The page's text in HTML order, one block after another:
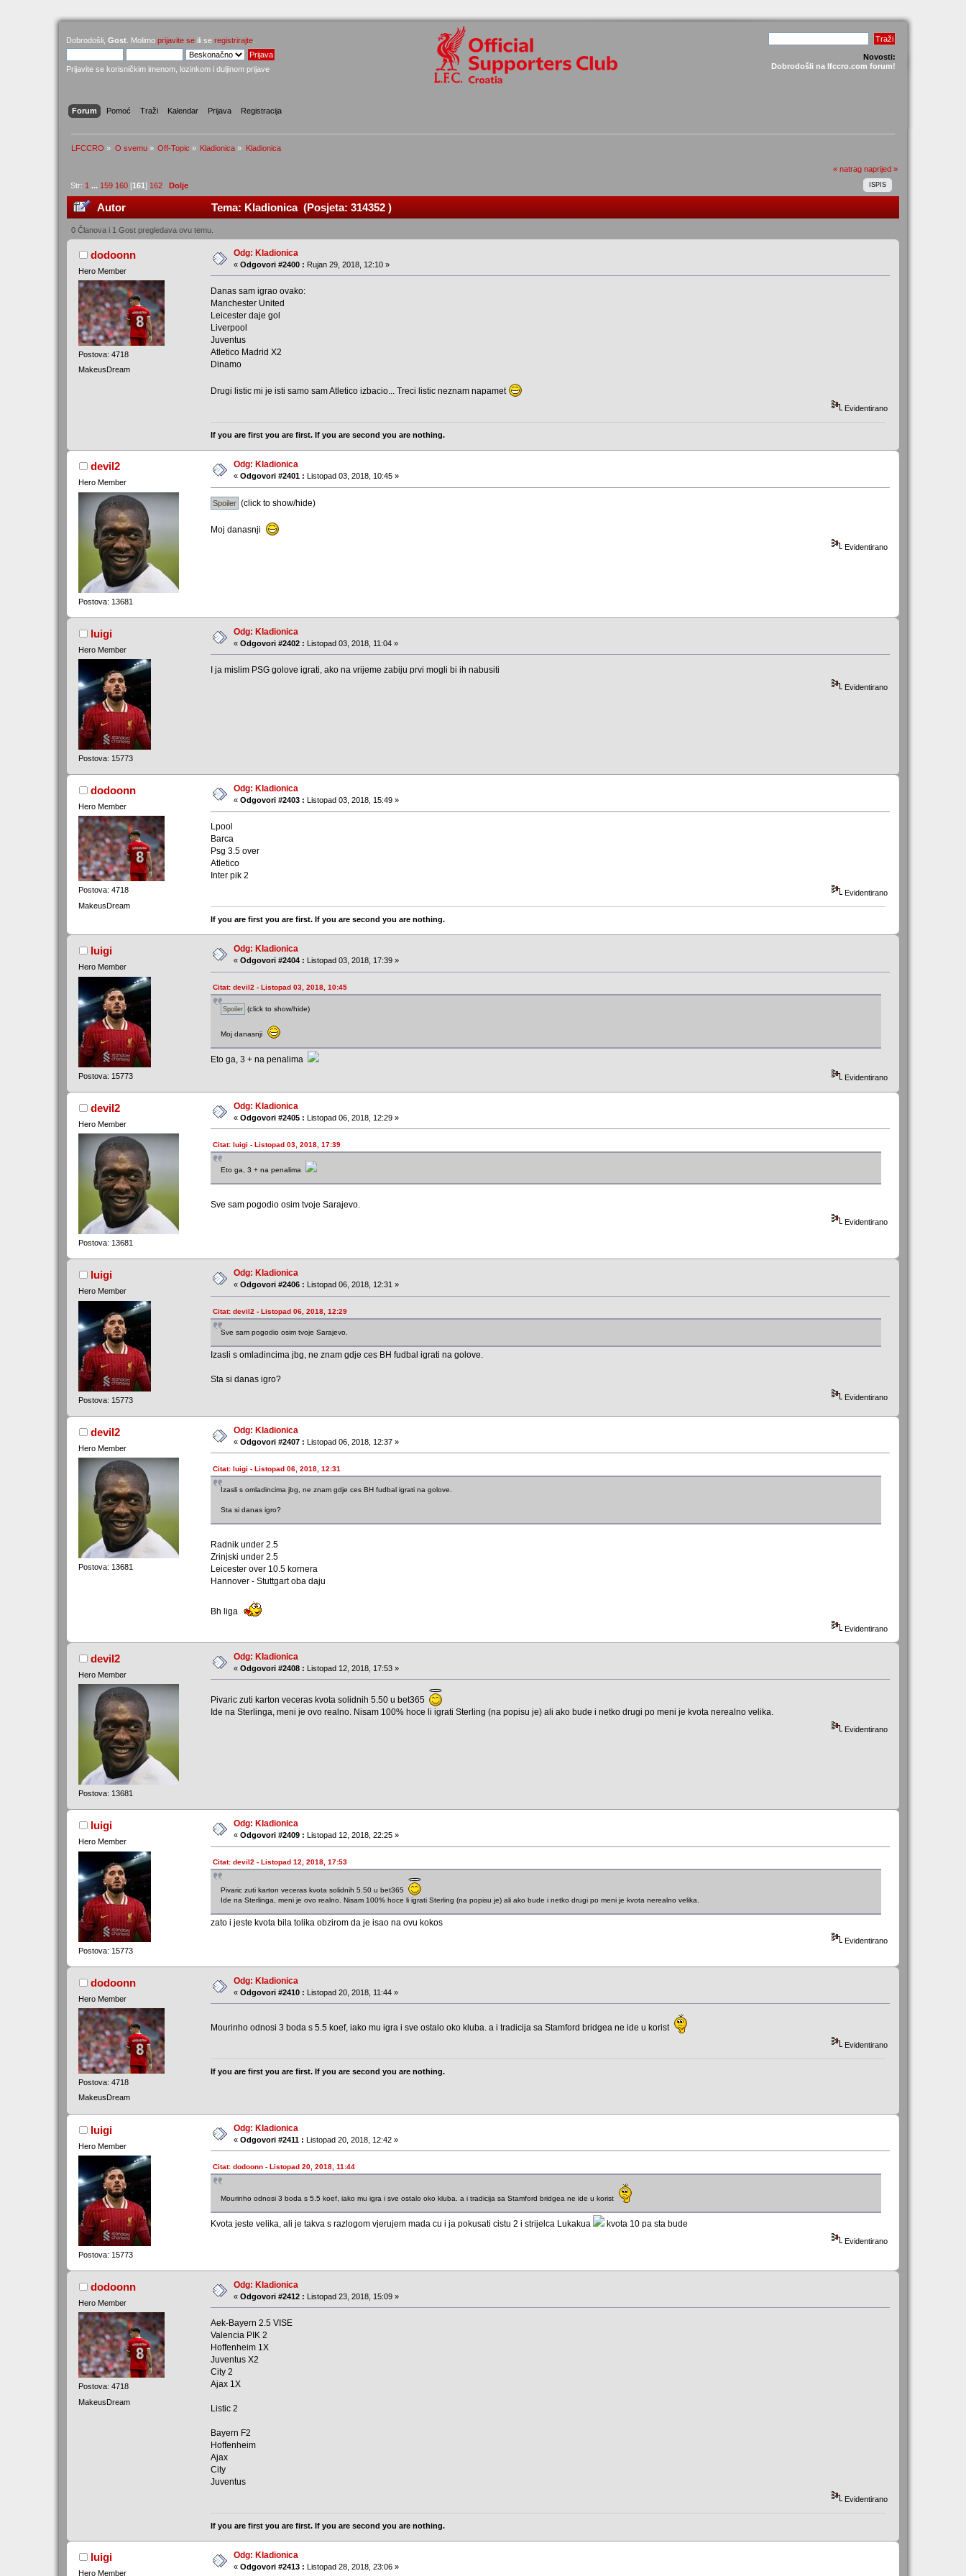
Dobrodošli,Gost . Molimoprijavite se ili seregistrirajte
Prijavite se korisničkim imenom, lozinkom i duljinom prijave
Novosti:
Dobrodošli na lfccro.com forum!
Forum Pomoć Traži Kalendar Prijava Registracija
LFCCRO » O svemu» Off-Topic » Kladionica » Kladionica
« natrag naprijed »
ISPIS
Str: 1 ... 159 160 [161] 162 Dolje
Autor Tema: Kladionica (Posjeta: 314352 )
0 Članova i 1 Gost pregledava ovu temu.
dodoonn
Hero Member
Postova: 4718
MakeusDream
Odg: Kladionica
«Odgovori #2400 : Rujan 29, 2018, 12:10 »
Danas sam igrao ovako:
Manchester United
Leicester daje gol
Liverpool
Juventus
Atletico Madrid X2
Dinamo
Drugi listic mi je isti samo sam Atletico izbacio... Treci listic neznam napamet
Evidentirano
If you are first you are first. If you are second you are nothing.
devil2
Hero Member
Postova: 13681
Odg: Kladionica
«Odgovori #2401 : Listopad 03, 2018, 10:45 »
(click to show/hide)
Moj danasnji
Evidentirano
luigi
Hero Member
Postova: 15773
Odg: Kladionica
«Odgovori #2402 : Listopad 03, 2018, 11:04 »
I ja mislim PSG golove igrati, ako na vrijeme zabiju prvi mogli bi ih nabusiti
Evidentirano
dodoonn
Hero Member
Postova: 4718
MakeusDream
Odg: Kladionica
«Odgovori #2403 : Listopad 03, 2018, 15:49 »
Lpool
Barca
Psg 3.5 over
Atletico
Inter pik 2
Evidentirano
If you are first you are first. If you are second you are nothing.
luigi
Hero Member
Postova: 15773
Odg: Kladionica
«Odgovori #2404 : Listopad 03, 2018, 17:39 »
Citat: devil2 - Listopad 03, 2018, 10:45
(click to show/hide)
Moj danasnji
Eto ga, 3 + na penalima
Evidentirano
devil2
Hero Member
Postova: 13681
Odg: Kladionica
«Odgovori #2405 : Listopad 06, 2018, 12:29 »
Citat: luigi - Listopad 03, 2018, 17:39
Eto ga, 3 + na penalima
Sve sam pogodio osim tvoje Sarajevo.
Evidentirano
luigi
Hero Member
Postova: 15773
Odg: Kladionica
«Odgovori #2406 : Listopad 06, 2018, 12:31 »
Citat: devil2 - Listopad 06, 2018, 12:29
Sve sam pogodio osim tvoje Sarajevo.
Izasli s omladincima jbg, ne znam gdje ces BH fudbal igrati na golove.
Sta si danas igro?
Evidentirano
devil2
Hero Member
Postova: 13681
Odg: Kladionica
«Odgovori #2407 : Listopad 06, 2018, 12:37 »
Citat: luigi - Listopad 06, 2018, 12:31
Izasli s omladincima jbg, ne znam gdje ces BH fudbal igrati na golove.
Sta si danas igro?
Radnik under 2.5
Zrinjski under 2.5
Leicester over 10.5 kornera
Hannover - Stuttgart oba daju
Bh liga
Evidentirano
devil2
Hero Member
Postova: 13681
Odg: Kladionica
«Odgovori #2408 : Listopad 12, 2018, 17:53 »
Pivaric zuti karton veceras kvota solidnih 5.50 u bet365
Ide na Sterlinga, meni je ovo realno. Nisam 100% hoce li igrati Sterling (na popisu je) ali ako bude i netko drugi po meni je kvota nerealno velika.
Evidentirano
luigi
Hero Member
Postova: 15773
Odg: Kladionica
«Odgovori #2409 : Listopad 12, 2018, 22:25 »
Citat: devil2 - Listopad 12, 2018, 17:53
Pivaric zuti karton veceras kvota solidnih 5.50 u bet365
Ide na Sterlinga, meni je ovo realno. Nisam 100% hoce li igrati Sterling (na popisu je) ali ako bude i netko drugi po meni je kvota nerealno velika.
zato i jeste kvota bila tolika obzirom da je isao na ovu kokos
Evidentirano
dodoonn
Hero Member
Postova: 4718
MakeusDream
Odg: Kladionica
«Odgovori #2410 : Listopad 20, 2018, 11:44 »
Mourinho odnosi 3 boda s 5.5 koef, iako mu igra i sve ostalo oko kluba. a i tradicija sa Stamford bridgea ne ide u korist
Evidentirano
If you are first you are first. If you are second you are nothing.
luigi
Hero Member
Postova: 15773
Odg: Kladionica
«Odgovori #2411 : Listopad 20, 2018, 12:42 »
Citat: dodoonn - Listopad 20, 2018, 11:44
Mourinho odnosi 3 boda s 5.5 koef, iako mu igra i sve ostalo oko kluba. a i tradicija sa Stamford bridgea ne ide u korist
Kvota jeste velika, ali je takva s razlogom vjerujem mada cu i ja pokusati cistu 2 i strijelca Lukakua kvota 10 pa sta bude
Evidentirano
dodoonn
Hero Member
Postova: 4718
MakeusDream
Odg: Kladionica
«Odgovori #2412 : Listopad 23, 2018, 15:09 »
Aek-Bayern 2.5 VISE
Valencia PIK 2
Hoffenheim 1X
Juventus X2
City 2
Ajax 1X
Listic 2
Bayern F2
Hoffenheim
Ajax
City
Juventus
Evidentirano
If you are first you are first. If you are second you are nothing.
luigi
Hero Member
Odg: Kladionica
«Odgovori #2413 : Listopad 28, 2018, 23:06 »